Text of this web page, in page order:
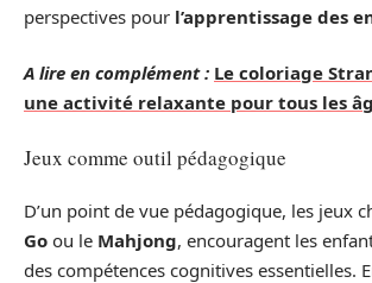
perspectives pour l’apprentissage des
A lire en complément : Le coloriage
une activité relaxante pour tous les
Jeux comme outil pédagogique
D’un point de vue pédagogique, les jeux
Go ou le Mahjong, encouragent les
des compétences cognitives essentielles.